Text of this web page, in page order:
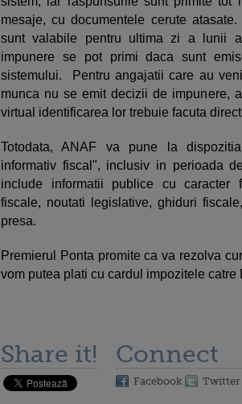
mesaje, cu documentele cerute
sunt valabile pentru ultima zi a lunii
impunere se pot primi daca sunt
sistemului. Pentru angajatii care au
munca nu se emit decizii de impunere,
virtual identificarea lor trebuie facuta
Totodata, ANAF va pune la
informativ fiscal", inclusiv in perioada
include informatii publice cu caracter
fiscale, noutati legislative, ghiduri
presa.
Premierul Ponta promite ca va rezolva
vom putea plati cu cardul impozitele catre
Share it! Connect
Facebook Twitter